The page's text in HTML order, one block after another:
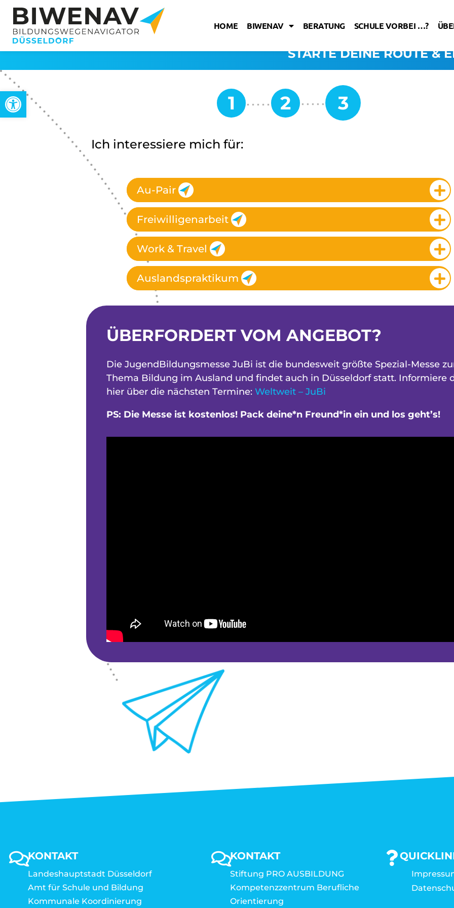
Open toolbar
HOME BIWENAV BERATUNG SCHULE VORBEI …?
STARTE DEINE ROUTE &
Ich interessiere mich für:
Au-Pair
Freiwilligenarbeit
Work & Travel
Auslandspraktikum
ÜBERFORDERT VOM ANGEBOT?
Die JugendBildungsmesse JuBi ist die bundesweit größte Spezial-Messe
Thema Bildung im Ausland und findet auch in Düsseldorf statt. Informiere
hier über die nächsten Termine: Weltweit – JuBi
PS: Die Messe ist kostenlos! Pack deine*n Freund*in ein und los geht’s!
KONTAKT
Landeshauptstadt Düsseldorf
Amt für Schule und Bildung
Kommunale Koordinierung
KONTAKT
Stiftung PRO AUSBILDUNG
Kompetenzzentrum Berufliche
Orientierung